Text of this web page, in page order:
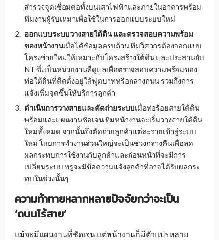
สำรวจจุดเชื่อมต่อทั้งบนเสาไฟฟ้าและภายในอาคารพร้อม
ทีมงานผู้รับเหมาเพื่อใช้ในการออกแบบระบบใหม่
ออกแบบระบบวางสายใต้ดิน และตรวจสอบความพร้อม
ของหน้างานเมื่อได้ข้อมูลครบถ้วน ทีมวิศวกรต้องออกแบบ
โครงข่ายใหม่ให้เหมาะกับโครงสร้างใต้ดิน และประสานกับ
NT ซึ่งเป็นหน่วยงานที่ดูแลเพื่อตรวจสอบความพร้อมของ
ท่อใต้ดินที่ติดตั้งอยู่ใต้ฟุตบาทหรือกลางถนน รวมถึงการ
แจ้งเพิ่มจุดขึ้นให้บริการลูกค้า
ดำเนินการวางสายและตัดถ่ายระบบเมื่อท่อร้อยสายใต้ดิน
พร้อมและแผนงานชัดเจน ทีมหน้างานจะเริ่มวางสายใต้ดิน
ใหม่ทั้งหมด จากนั้นจึงตัดถ่ายลูกค้าแต่ละรายเข้าสู่ระบบ
ใหม่ โดยการทำงานส่วนใหญ่จะเป็นช่วงกลางคืนเพื่อลด
ผลกระทบการใช้งานกับลูกค้าและก่อนหน้าที่จะมีการ
เปลี่ยนระบบ ทรูจะมีข้อความแจ้งลูกค้าที่อาจได้รับผลกระ
ทบในช่วงนั้นๆ
ความท้าทายหลากหลายปัจจัยกว่าจะเป็น
‘ถนนไร้สาย’
แม้จะมีแผนงานที่ชัดเจน แต่หน้างานก็มีตัวแปรหลาย